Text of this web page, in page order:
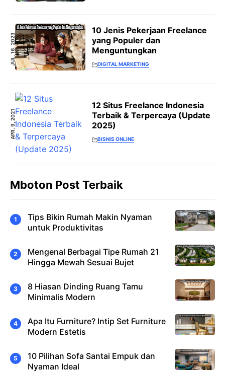
JUL. 16, 2023
10 Jenis Pekerjaan Freelance
yang Populer dan
Menguntungkan
DIGITAL MARKETING
APR. 9, 2021
12 Situs Freelance Indonesia
Terbaik & Terpercaya (Update
2025)
BISNIS ONLINE
Mboton Post Terbaik
Tips Bikin Rumah Makin Nyaman
untuk Produktivitas
Mengenal Berbagai Tipe Rumah 21
Hingga Mewah Sesuai Bujet
8 Hiasan Dinding Ruang Tamu
Minimalis Modern
Apa Itu Furniture? Intip Set Furniture
Modern Estetis
10 Pilihan Sofa Santai Empuk dan
Nyaman Ideal